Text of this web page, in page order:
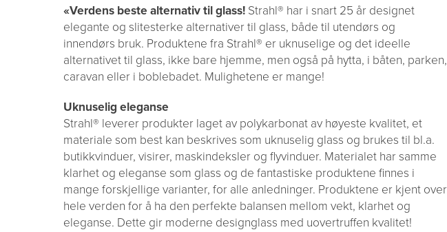
«Verdens beste alternativ til glass!Strahl® har i snart 25 år designet
elegante og slitesterke alternativer til glass, både til utendørs og
innendørs bruk. Produktene fra Strahl® er uknuselige og det ideelle
alternativet til glass, ikke bare hjemme, men også på hytta, i båten, parken,
caravan eller i boblebadet. Mulighetene er mange!
Uknuselig eleganse
Strahl® leverer produkter laget av polykarbonat av høyeste kvalitet, et
materiale som best kan beskrives som uknuselig glass og brukes til bl.a.
butikkvinduer, visirer, maskindeksler og flyvinduer. Materialet har samme
klarhet og eleganse som glass og de fantastiske produktene finnes i
mange forskjellige varianter, for alle anledninger. Produktene er kjent over
hele verden for å ha den perfekte balansen mellom vekt, klarhet og
eleganse. Dette gir moderne designglass med uovertruffen kvalitet!